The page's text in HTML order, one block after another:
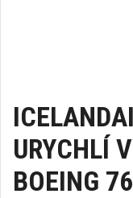
URYCHLÍ
BOEING